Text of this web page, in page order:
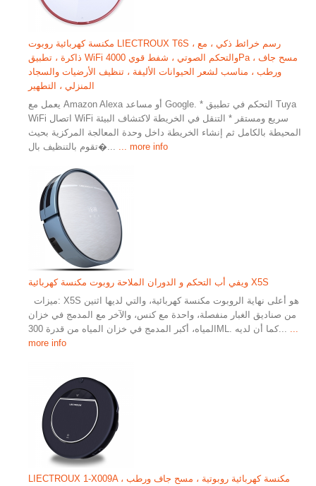
مكنسة كهربائية روبوت LIECTROUX T6S ، رسم خرائط ذكي ، مع
ذاكرة ، تطبيق WiFi والتحكم الصوتي ، شفط قوي 4000Pa ، مسح جاف
ورطب ، مناسب لشعر الحيوانات الأليفة ، تنظيف الأرضيات والسجاد
المنزلي ، التطهير
يعمل مع Amazon Alexa أو مساعد Google. * التحكم في تطبيق Tuya
WiFi اتصال WiFi سريع ومستقر * التنقل في الخريطة لاكتشاف البيئة
المحيطة بالكامل ثم إنشاء الخريطة داخل وحدة المعالجة المركزية بحيث
تقوم بالتنظيف بال�...
... more info
ويفي أب التحكم و الدوران الملاحة روبوت مكنسة كهربائية X5S
من صناديق الغبار منفصلة، ​​واحدة مع كنس، والآخر مع المدمج في خزان
more info
LIECTROUX 1-X009A مكنسة كهربائية روبوتية ، مسح جاف ورطب ،